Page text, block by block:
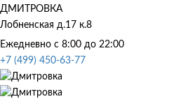
ДМИТРОВКА
Лобненская д.17 к.8
Ежедневно с 8:00 до 22:00
+7 (499) 450-63-77